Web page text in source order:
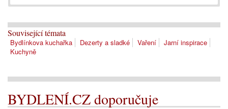
Související témata
Bydlínkova kuchařka Dezerty a sladké Vaření
Jarní inspirace
Kuchyně
BYDLENÍ.CZ doporučuje